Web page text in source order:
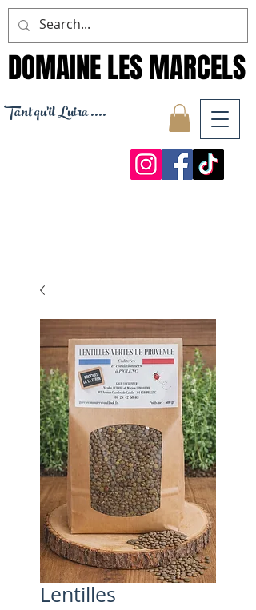
DOMAINE LES MARCELS
DOMAINE LES MARCELS
Tant qu'il Luira ....
Lentilles